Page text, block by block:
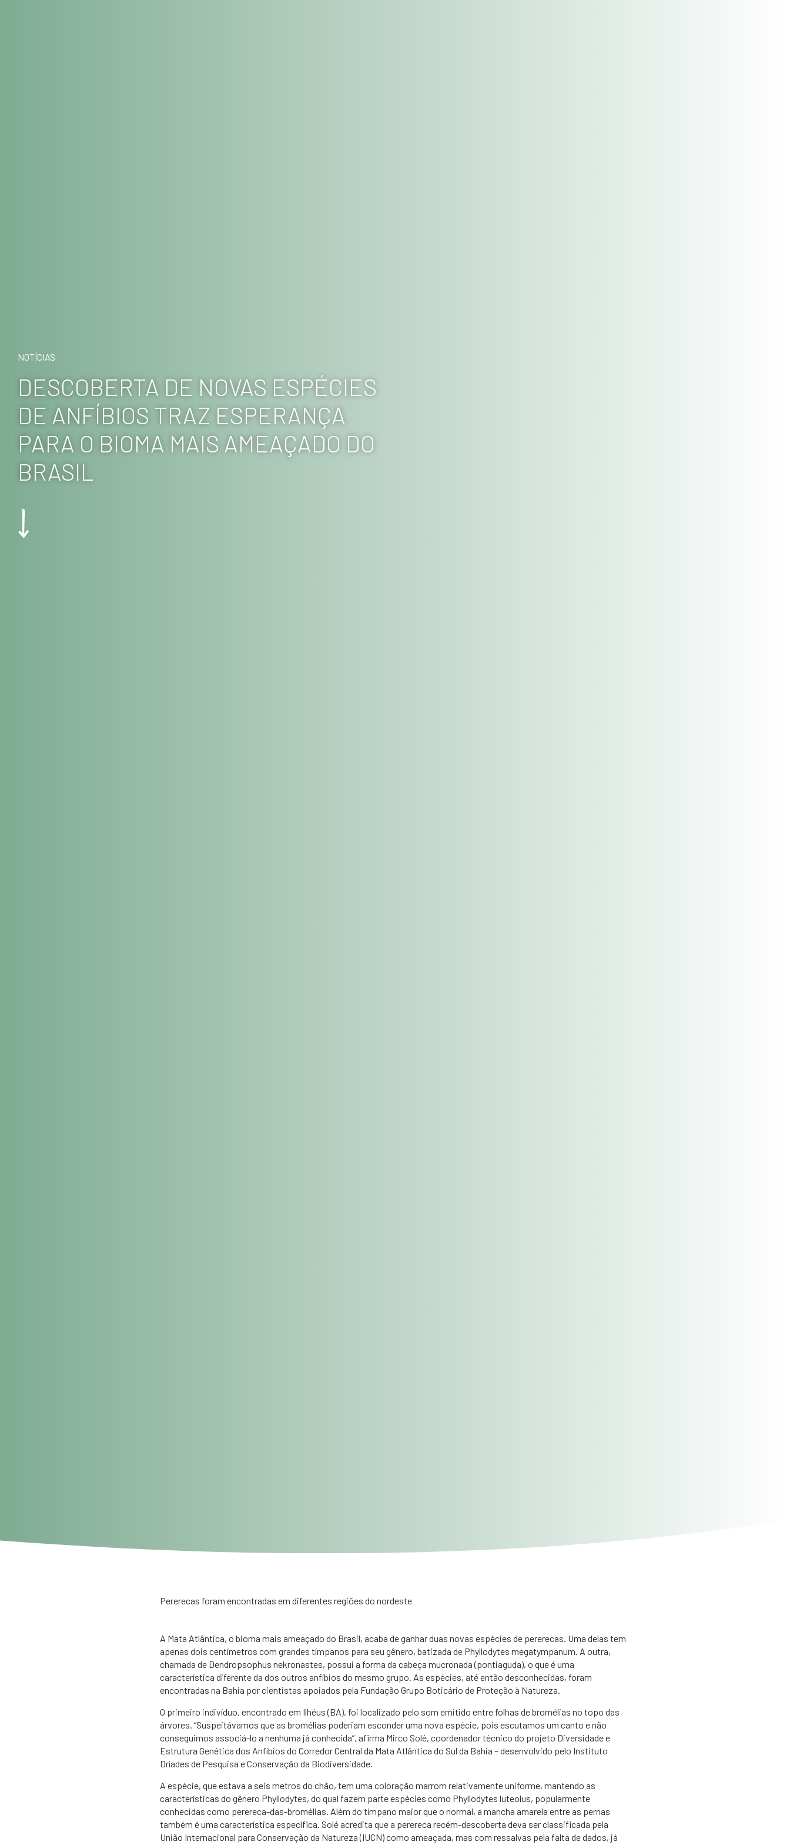
NOTÍCIAS
DESCOBERTA DE NOVAS ESPÉCIES
DE ANFÍBIOS TRAZ ESPERANÇA
PARA O BIOMA MAIS AMEAÇADO DO
BRASIL
​Pererecas foram encontradas em diferentes regiões do nordeste
​A Mata Atlântica, o bioma mais ameaçado do Brasil, acaba de ganhar duas novas espécies de pererecas. Uma delas tem
apenas dois centímetros com grandes tímpanos para seu gênero, batizada de Phyllodytes megatympanum. A outra,
chamada de Dendropsophus nekronastes, possui a forma da cabeça mucronada (pontiaguda), o que é uma
característica diferente da dos outros anfíbios do mesmo grupo. As espécies, até então desconhecidas, foram
encontradas na Bahia por cientistas apoiados pela Fundação Grupo Boticário de Proteção à Natureza.
O primeiro indivíduo, encontrado em Ilhéus (BA), foi localizado pelo som emitido entre folhas de bromélias no topo das
árvores. “Suspeitávamos que as bromélias poderiam esconder uma nova espécie, pois escutamos um canto e não
conseguimos associá-lo a nenhuma já conhecida”, afirma Mirco Solé, coordenador técnico do projeto Diversidade e
Estrutura Genética dos Anfíbios do Corredor Central da Mata Atlântica do Sul da Bahia – desenvolvido pelo Instituto
Dríades de Pesquisa e Conservação da Biodiversidade.
A espécie, que estava a seis metros do chão, tem uma coloração marrom relativamente uniforme, mantendo as
características do gênero Phyllodytes, do qual fazem parte espécies como Phyllodytes luteolus, popularmente
conhecidas como perereca-das-bromélias. Além do tímpano maior que o normal, a mancha amarela entre as pernas
também é uma característica específica. Solé acredita que a perereca recém-descoberta deva ser classificada pela
União Internacional para Conservação da Natureza (IUCN) como ameaçada, mas com ressalvas pela falta de dados, já